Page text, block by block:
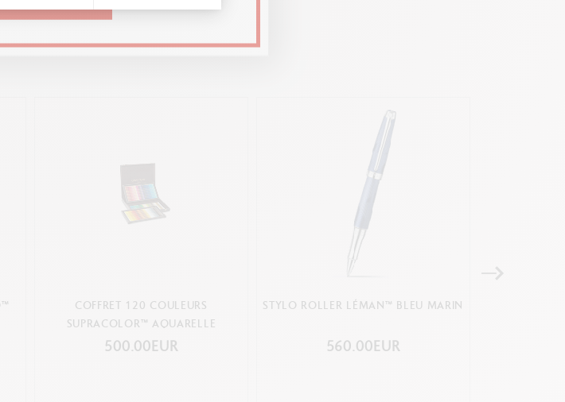
aimer
COFFRET 120 COULEURS
SUPRACOLOR™ AQUARELLE
500.00EUR
STYLO ROLLER LÉMAN™ BLEU MARIN
560.00EUR